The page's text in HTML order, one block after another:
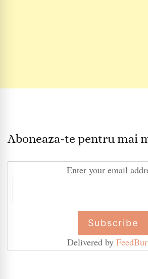
Aboneaza-te pentru mai
Enter your email
Delivered by